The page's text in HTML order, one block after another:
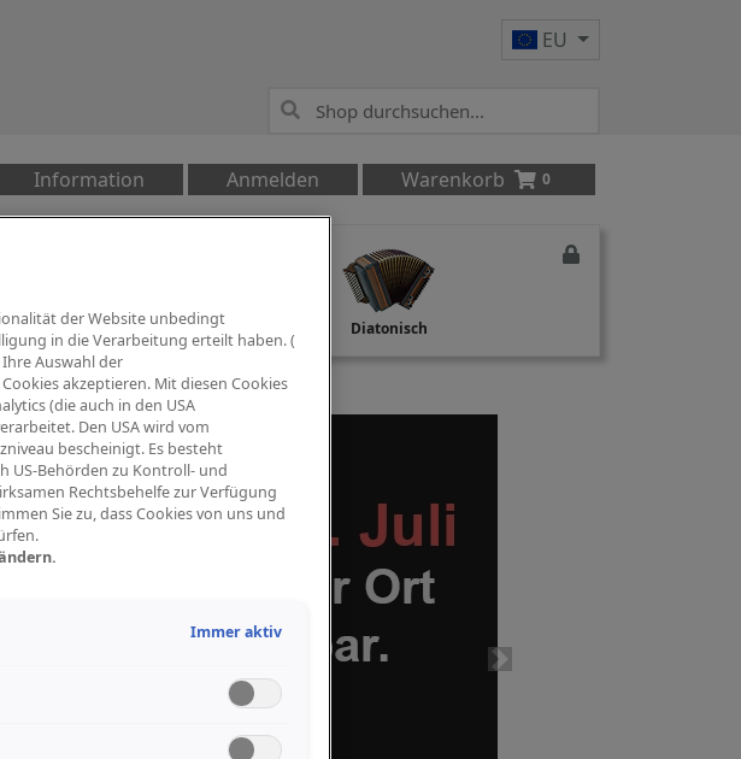
EU
Information Anmelden Warenkorb 0
PA Mikrofon Studio Recording Diatonisch
der Website unbedingt
in die Verarbeitung erteilt haben. (
Auswahl der
akzeptieren. Mit diesen Cookies
(die auch in den USA
Den USA wird vom
bescheinigt. Es besteht
US-Behörden zu Kontroll- und
Rechtsbehelfe zur Verfügung
Sie zu, dass Cookies von uns und
Immer aktiv